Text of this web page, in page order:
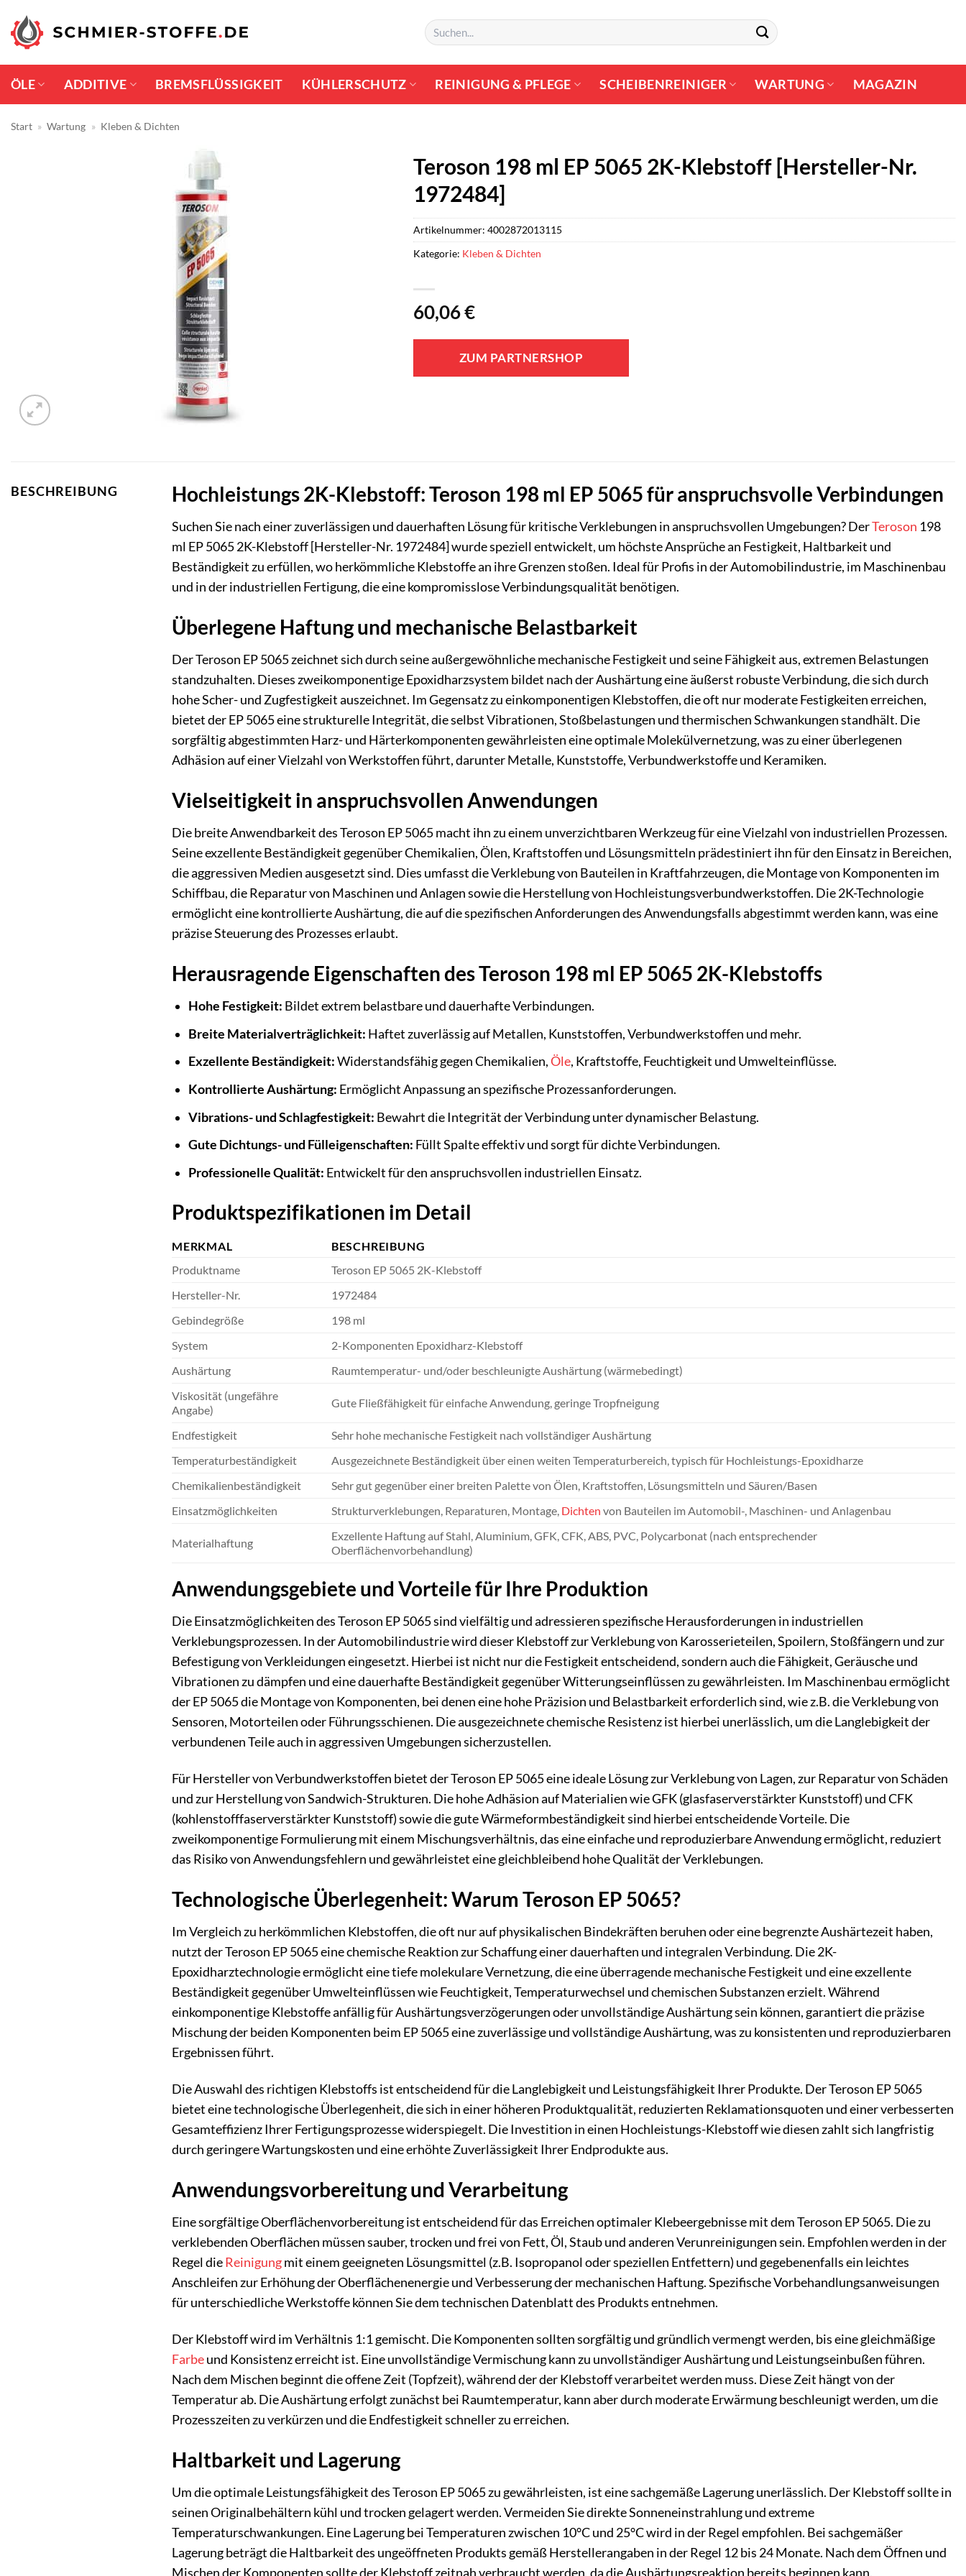
Inhalt
springen
Suchen
nach:
ÖLE ADDITIVE BREMSFLÜSSIGKEIT KÜHLERSCHUTZ REINIGUNG & PFLEGE SCHEIBENREINIGER WARTUNG MAGAZIN
Start » Wartung » Kleben & Dichten
Teroson 198 ml EP 5065 2K-Klebstoff [Hersteller-Nr.
1972484]
60,06€
ZUM PARTNERSHOP
Artikelnummer: 4002872013115
Kategorie: Kleben & Dichten
BESCHREIBUNG Hochleistungs 2K-Klebstoff: Teroson 198 ml EP 5065 für anspruchsvolle Verbindungen
Suchen Sie nach einer zuverlässigen und dauerhaften Lösung für kritische Verklebungen in anspruchsvollen Umgebungen? DerTeroson 198
ml EP 5065 2K-Klebstoff [Hersteller-Nr. 1972484] wurde speziell entwickelt, um höchste Ansprüche an Festigkeit, Haltbarkeit und
Beständigkeit zu erfüllen, wo herkömmliche Klebstoffe an ihre Grenzen stoßen. Ideal für Profis in der Automobilindustrie, im Maschinenbau
und in der industriellen Fertigung, die eine kompromisslose Verbindungsqualität benötigen.
Überlegene Haftung und mechanische Belastbarkeit
Der Teroson EP 5065 zeichnet sich durch seine außergewöhnliche mechanische Festigkeit und seine Fähigkeit aus, extremen Belastungen
standzuhalten. Dieses zweikomponentige Epoxidharzsystem bildet nach der Aushärtung eine äußerst robuste Verbindung, die sich durch
hohe Scher- und Zugfestigkeit auszeichnet. Im Gegensatz zu einkomponentigen Klebstoffen, die oft nur moderate Festigkeiten erreichen,
bietet der EP 5065 eine strukturelle Integrität, die selbst Vibrationen, Stoßbelastungen und thermischen Schwankungen standhält. Die
sorgfältig abgestimmten Harz- und Härterkomponenten gewährleisten eine optimale Molekülvernetzung, was zu einer überlegenen
Adhäsion auf einer Vielzahl von Werkstoffen führt, darunter Metalle, Kunststoffe, Verbundwerkstoffe und Keramiken.
Vielseitigkeit in anspruchsvollen Anwendungen
Die breite Anwendbarkeit des Teroson EP 5065 macht ihn zu einem unverzichtbaren Werkzeug für eine Vielzahl von industriellen Prozessen.
Seine exzellente Beständigkeit gegenüber Chemikalien, Ölen, Kraftstoffen und Lösungsmitteln prädestiniert ihn für den Einsatz in Bereichen,
die aggressiven Medien ausgesetzt sind. Dies umfasst die Verklebung von Bauteilen in Kraftfahrzeugen, die Montage von Komponenten im
Schiffbau, die Reparatur von Maschinen und Anlagen sowie die Herstellung von Hochleistungsverbundwerkstoffen. Die 2K-Technologie
ermöglicht eine kontrollierte Aushärtung, die auf die spezifischen Anforderungen des Anwendungsfalls abgestimmt werden kann, was eine
präzise Steuerung des Prozesses erlaubt.
Herausragende Eigenschaften des Teroson 198 ml EP 5065 2K-Klebstoffs
Hohe Festigkeit: Bildet extrem belastbare und dauerhafte Verbindungen.
Breite Materialverträglichkeit: Haftet zuverlässig auf Metallen, Kunststoffen, Verbundwerkstoffen und mehr.
Exzellente Beständigkeit:Widerstandsfähig gegen Chemikalien,Öle, Kraftstoffe, Feuchtigkeit und Umwelteinflüsse.
Kontrollierte Aushärtung: Ermöglicht Anpassung an spezifische Prozessanforderungen.
Vibrations- und Schlagfestigkeit: Bewahrt die Integrität der Verbindung unter dynamischer Belastung.
Gute Dichtungs- und Fülleigenschaften: Füllt Spalte effektiv und sorgt für dichte Verbindungen.
Professionelle Qualität: Entwickelt für den anspruchsvollen industriellen Einsatz.
Produktspezifikationen im Detail
MERKMAL
BESCHREIBUNG
Produktname
Teroson EP 5065 2K-Klebstoff
Hersteller-Nr.
1972484
Gebindegröße
198 ml
System
2-Komponenten Epoxidharz-Klebstoff
Aushärtung
Raumtemperatur- und/oder beschleunigte Aushärtung (wärmebedingt)
Viskosität (ungefähre
Angabe)
Gute Fließfähigkeit für einfache Anwendung, geringe Tropfneigung
Endfestigkeit
Sehr hohe mechanische Festigkeit nach vollständiger Aushärtung
Temperaturbeständigkeit
Ausgezeichnete Beständigkeit über einen weiten Temperaturbereich, typisch für Hochleistungs-Epoxidharze
Chemikalienbeständigkeit
Sehr gut gegenüber einer breiten Palette von Ölen, Kraftstoffen, Lösungsmitteln und Säuren/Basen
Einsatzmöglichkeiten
Strukturverklebungen, Reparaturen, Montage, Dichten von Bauteilen im Automobil-, Maschinen- und Anlagenbau
Materialhaftung
Exzellente Haftung auf Stahl, Aluminium, GFK, CFK, ABS, PVC, Polycarbonat (nach entsprechender
Oberflächenvorbehandlung)
Anwendungsgebiete und Vorteile für Ihre Produktion
Die Einsatzmöglichkeiten des Teroson EP 5065 sind vielfältig und adressieren spezifische Herausforderungen in industriellen
Verklebungsprozessen. In der Automobilindustrie wird dieser Klebstoff zur Verklebung von Karosserieteilen, Spoilern, Stoßfängern und zur
Befestigung von Verkleidungen eingesetzt. Hierbei ist nicht nur die Festigkeit entscheidend, sondern auch die Fähigkeit, Geräusche und
Vibrationen zu dämpfen und eine dauerhafte Beständigkeit gegenüber Witterungseinflüssen zu gewährleisten. Im Maschinenbau ermöglicht
der EP 5065 die Montage von Komponenten, bei denen eine hohe Präzision und Belastbarkeit erforderlich sind, wie z.B. die Verklebung von
Sensoren, Motorteilen oder Führungsschienen. Die ausgezeichnete chemische Resistenz ist hierbei unerlässlich, um die Langlebigkeit der
verbundenen Teile auch in aggressiven Umgebungen sicherzustellen.
Für Hersteller von Verbundwerkstoffen bietet der Teroson EP 5065 eine ideale Lösung zur Verklebung von Lagen, zur Reparatur von Schäden
und zur Herstellung von Sandwich-Strukturen. Die hohe Adhäsion auf Materialien wie GFK (glasfaserverstärkter Kunststoff) und CFK
(kohlenstofffaserverstärkter Kunststoff) sowie die gute Wärmeformbeständigkeit sind hierbei entscheidende Vorteile. Die
zweikomponentige Formulierung mit einem Mischungsverhältnis, das eine einfache und reproduzierbare Anwendung ermöglicht, reduziert
das Risiko von Anwendungsfehlern und gewährleistet eine gleichbleibend hohe Qualität der Verklebungen.
Technologische Überlegenheit: Warum Teroson EP 5065?
Im Vergleich zu herkömmlichen Klebstoffen, die oft nur auf physikalischen Bindekräften beruhen oder eine begrenzte Aushärtezeit haben,
nutzt der Teroson EP 5065 eine chemische Reaktion zur Schaffung einer dauerhaften und integralen Verbindung. Die 2K-
Epoxidharztechnologie ermöglicht eine tiefe molekulare Vernetzung, die eine überragende mechanische Festigkeit und eine exzellente
Beständigkeit gegenüber Umwelteinflüssen wie Feuchtigkeit, Temperaturwechsel und chemischen Substanzen erzielt. Während
einkomponentige Klebstoffe anfällig für Aushärtungsverzögerungen oder unvollständige Aushärtung sein können, garantiert die präzise
Mischung der beiden Komponenten beim EP 5065 eine zuverlässige und vollständige Aushärtung, was zu konsistenten und reproduzierbaren
Ergebnissen führt.
Die Auswahl des richtigen Klebstoffs ist entscheidend für die Langlebigkeit und Leistungsfähigkeit Ihrer Produkte. Der Teroson EP 5065
bietet eine technologische Überlegenheit, die sich in einer höheren Produktqualität, reduzierten Reklamationsquoten und einer verbesserten
Gesamteffizienz Ihrer Fertigungsprozesse widerspiegelt. Die Investition in einen Hochleistungs-Klebstoff wie diesen zahlt sich langfristig
durch geringere Wartungskosten und eine erhöhte Zuverlässigkeit Ihrer Endprodukte aus.
Anwendungsvorbereitung und Verarbeitung
Eine sorgfältige Oberflächenvorbereitung ist entscheidend für das Erreichen optimaler Klebeergebnisse mit dem Teroson EP 5065. Die zu
verklebenden Oberflächen müssen sauber, trocken und frei von Fett, Öl, Staub und anderen Verunreinigungen sein. Empfohlen werden in der
Regel dieReinigungmit einem geeigneten Lösungsmittel (z.B. Isopropanol oder speziellen Entfettern) und gegebenenfalls ein leichtes
Anschleifen zur Erhöhung der Oberflächenenergie und Verbesserung der mechanischen Haftung. Spezifische Vorbehandlungsanweisungen
für unterschiedliche Werkstoffe können Sie dem technischen Datenblatt des Produkts entnehmen.
Der Klebstoff wird im Verhältnis 1:1 gemischt. Die Komponenten sollten sorgfältig und gründlich vermengt werden, bis eine gleichmäßige
Farbeund Konsistenz erreicht ist. Eine unvollständige Vermischung kann zu unvollständiger Aushärtung und Leistungseinbußen führen.
Nach dem Mischen beginnt die offene Zeit (Topfzeit), während der der Klebstoff verarbeitet werden muss. Diese Zeit hängt von der
Temperatur ab. Die Aushärtung erfolgt zunächst bei Raumtemperatur, kann aber durch moderate Erwärmung beschleunigt werden, um die
Prozesszeiten zu verkürzen und die Endfestigkeit schneller zu erreichen.
Haltbarkeit und Lagerung
Um die optimale Leistungsfähigkeit des Teroson EP 5065 zu gewährleisten, ist eine sachgemäße Lagerung unerlässlich. Der Klebstoff sollte in
seinen Originalbehältern kühl und trocken gelagert werden. Vermeiden Sie direkte Sonneneinstrahlung und extreme
Temperaturschwankungen. Eine Lagerung bei Temperaturen zwischen 10°C und 25°C wird in der Regel empfohlen. Bei sachgemäßer
Lagerung beträgt die Haltbarkeit des ungeöffneten Produkts gemäß Herstellerangaben in der Regel 12 bis 24 Monate. Nach dem Öffnen und
Mischen der Komponenten sollte der Klebstoff zeitnah verbraucht werden, da die Aushärtungsreaktion bereits beginnen kann.